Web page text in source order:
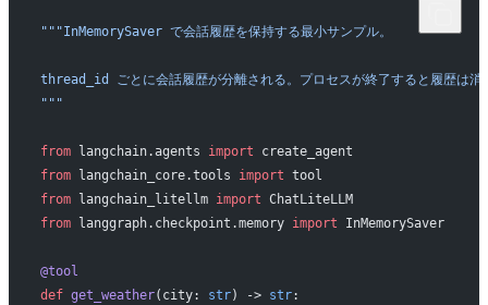
"""InMemorySaver で会話履歴を保持する最小サンプル。
thread_id ごとに会話履歴が分離される。プロセスが終了すると履歴は消
"""
from langchain.agents import create_agent
from langchain_core.tools import tool
from langchain_litellm import ChatLiteLLM
from langgraph.checkpoint.memory import InMemorySaver
@tool
def get_weather(city: str) -> str: